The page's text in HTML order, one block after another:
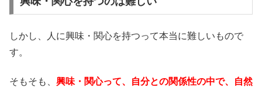
しかし、人に興味・関心を持つって本当に難しいもので
す。
そもそも、 興味・関心って、自分との関係性の中で、自然